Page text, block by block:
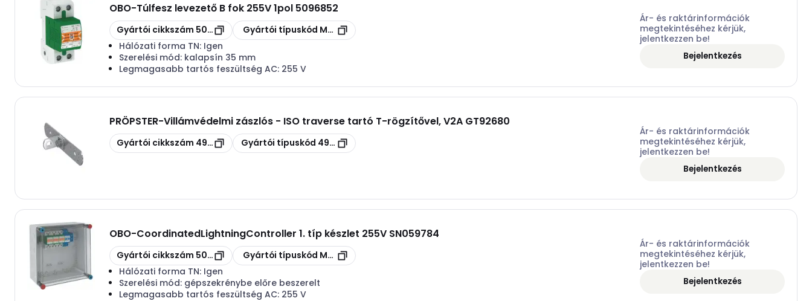
OBO-Túlfesz levezető B fok 255V 1pol 5096852
Másolás
Gyártói cikkszám 5096852Másolás
Gyártói típuskód MCD 50-B-OS
Hálózati forma TN: Igen
Szerelési mód: kalapsín 35 mm
Legmagasabb tartós feszültség AC: 255 V
Ár- és raktárinformációk
megtekintéséhez kérjük,
jelentkezzen be!
Bejelentkezés
PRÖPSTER-Villámvédelmi zászlós - ISO traverse tartó T-rögzítővel, V2A GT92680
Másolás
Gyártói cikkszám 490505 Másolás
Gyártói típuskód 490505
Ár- és raktárinformációk
megtekintéséhez kérjük,
jelentkezzen be!
Bejelentkezés
OBO-CoordinatedLightningController 1. típ készlet 255V SN059784
Másolás
Gyártói cikkszám 5096875Másolás
Gyártói típuskód MCD 50-B 3+1-VG
Hálózati forma TN: Igen
Szerelési mód: gépszekrénybe előre beszerelt
Legmagasabb tartós feszültség AC: 255 V
Ár- és raktárinformációk
megtekintéséhez kérjük,
jelentkezzen be!
Bejelentkezés